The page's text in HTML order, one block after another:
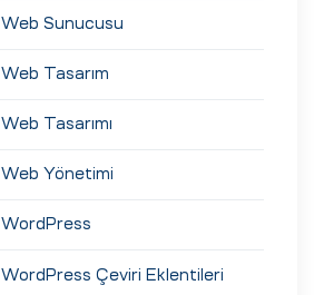
Web Sunucusu
Web Tasarım
Web Tasarımı
Web Yönetimi
WordPress
WordPress Çeviri Eklentileri